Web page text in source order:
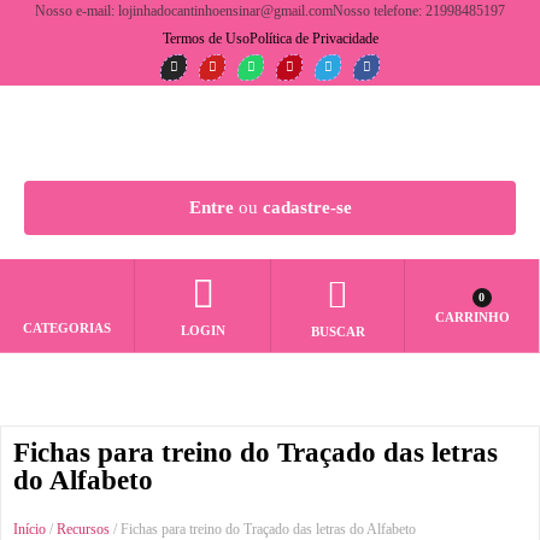
Nosso e-mail: lojinhadocantinhoensinar@gmail.comNosso telefone: 21998485197
Termos de UsoPolítica de Privacidade
Entreou cadastre-se
CATEGORIAS LOGIN BUSCAR
0
CARRINHO
Fichas para treino do Traçado das letras
do Alfabeto
Início / Recursos / Fichas para treino do Traçado das letras do Alfabeto